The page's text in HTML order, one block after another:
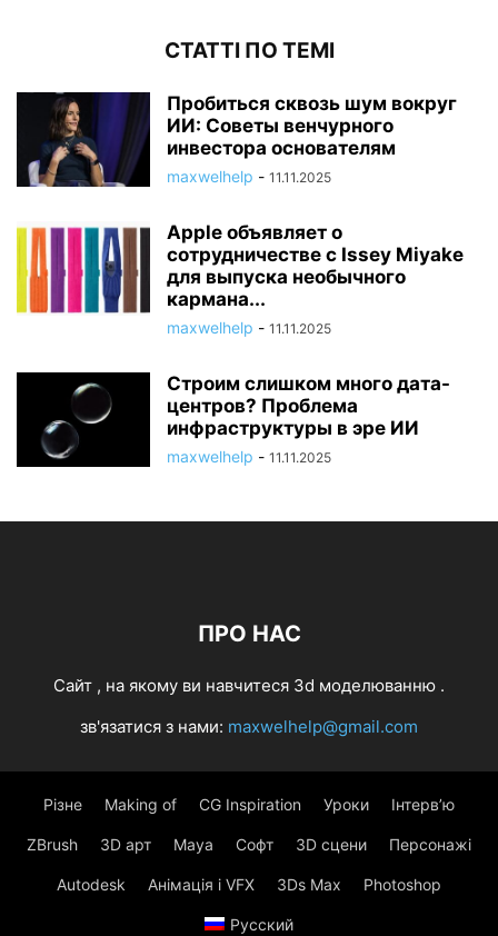
СТАТТІ ПО ТЕМІ
Пробиться сквозь шум вокруг
ИИ: Советы венчурного
инвестора основателям
maxwelhelp - 11.11.2025
Apple объявляет о
сотрудничестве с Issey Miyake
для выпуска необычного
кармана...
maxwelhelp - 11.11.2025
Строим слишком много дата-
центров? Проблема
инфраструктуры в эре ИИ
maxwelhelp - 11.11.2025
ПРО НАС
Cайт , на якому ви навчитеся 3d моделюванню .
зв'язатися з нами: maxwelhelp@gmail.com
Різне Making of CG Inspiration Уроки Інтерв’ю
ZBrush 3D арт Maya Софт 3D сцени Персонажі
Autodesk Анімація і VFX 3Ds Max Photoshop
Русский